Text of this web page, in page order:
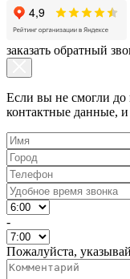
заказать обратный
Если вы не смогли до
контактные данные,
-
Пожалуйста,